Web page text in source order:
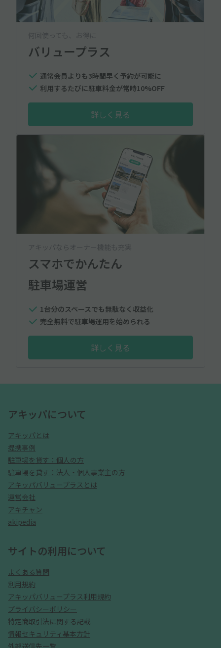
何回使っても、お得に
バリュープラス
通常会員よりも3時間早く予約が可能に
利用するたびに駐車料金が常時10%OFF
詳しく見る
アキッパならオーナー機能も充実
スマホでかんたん
駐車場運営
1台分のスペースでも無駄なく収益化
完全無料で駐車場運用を始められる
詳しく見る
アキッパについて
アキッパとは
提携事例
駐車場を貸す：個人の方
駐車場を貸す：法人・個人事業主の方
アキッパバリュープラスとは
運営会社
アキチャン
akipedia
サイトの利用について
よくある質問
利用規約
アキッパバリュープラス利用規約
プライバシーポリシー
特定商取引法に関する記載
情報セキュリティ基本方針